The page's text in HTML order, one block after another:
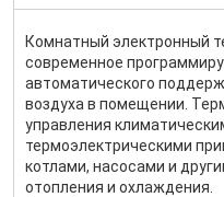
Комнатный электронный
современное
автоматического
воздуха в помещении.
управления
термоэлектрическими
котлами, насосами и
отопления и охлаждения.